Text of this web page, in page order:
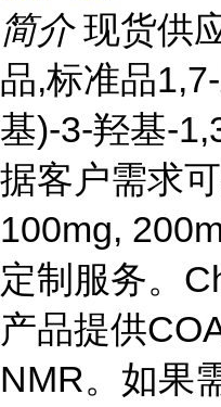
简介 现货供
品,标准品
基)-3-羟基-
据客户需求
100mg,
定制服务。
产品提供
NMR。如果